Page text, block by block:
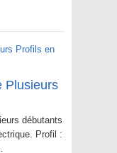
Plusieurs
débutants
Profil :